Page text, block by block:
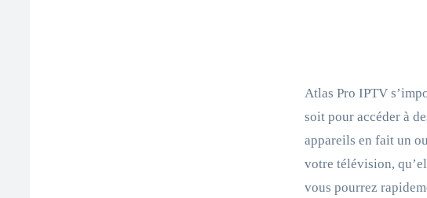
Atlas Pro IPTV
soit pour accéder à
appareils en fait un
votre télévision,
vous pourrez